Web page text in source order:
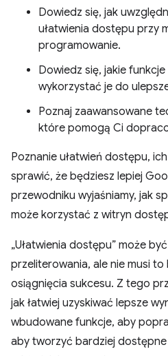
Dowiedz się, jak
ułatwienia dostępu przy
programowanie.
Dowiedz się, jakie
wykorzystać je do
Poznaj zaawansowane
które pomogą Ci
Poznanie ułatwień dostępu,
sprawić, że będziesz lepiej
przewodniku wyjaśniamy, jak
może korzystać z witryn
„Ułatwienia dostępu” może
przeliterowania, ale nie musi
osiągnięcia sukcesu. Z tego
jak łatwiej uzyskiwać lepsze
wbudowane funkcje, aby
aby tworzyć bardziej